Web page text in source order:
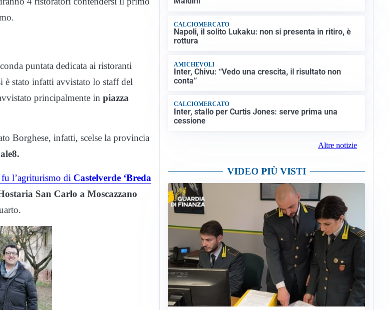
puntata dedicata ai ristoranti
è stato infatti avvistato lo staff del
principalmente in piazza
Borghese, infatti, scelse la provincia
l’agriturismo di Castelverde ‘Breda
San Carlo a Moscazzano
CALCIOMERCATO
Napoli, il solito Lukaku: non si presenta in ritiro, è
rottura
AMICHEVOLI
Inter, Chivu: “Vedo una crescita, il risultato non
conta”
CALCIOMERCATO
Inter, stallo per Curtis Jones: serve prima una
cessione
Altre notizie
VIDEO PIÙ VISTI